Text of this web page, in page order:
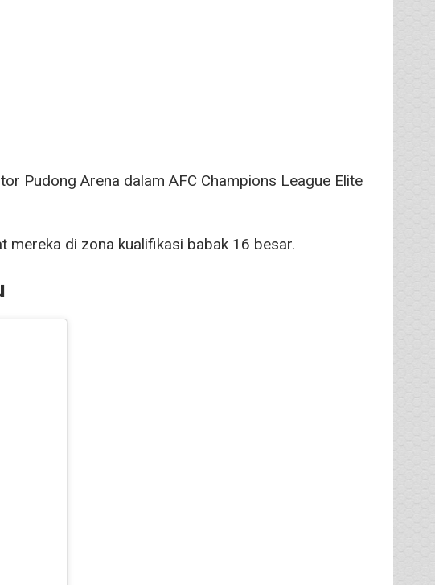
Pudong Arena dalam AFC Champions League Elite
mereka di zona kualifikasi babak 16 besar.